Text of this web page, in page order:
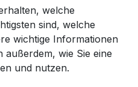
welche
sind, welche
wichtige Informationen
wie Sie eine
und nutzen.